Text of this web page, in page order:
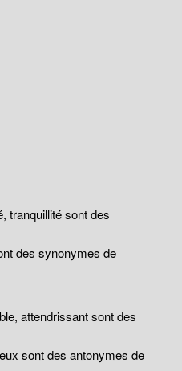
tranquillité sont des
des synonymes de
attendrissant sont des
sont des antonymes de